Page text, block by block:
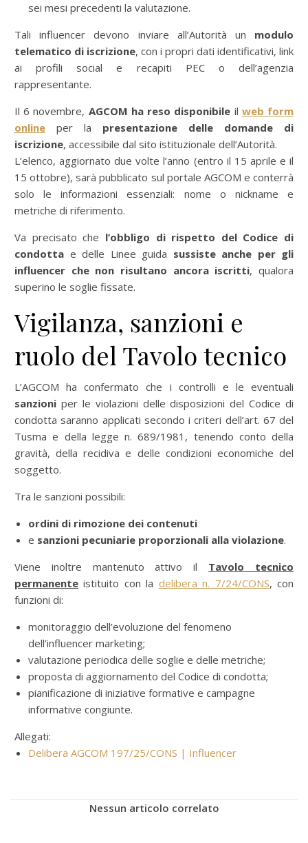
sei mesi precedenti la valutazione.
Tali influencer devono inviare all’Autorità un modulo
telematico di iscrizione, con i propri dati identificativi, link
ai profili social e recapiti PEC o dell’agenzia
rappresentante.
Il 6 novembre, AGCOM ha reso disponibile il web form
online
per la presentazione delle domande di
iscrizione, accessibile dal sito istituzionale dell’Autorità.
L’elenco, aggiornato due volte l’anno (entro il 15 aprile e il
15 ottobre), sarà pubblicato sul portale AGCOM e conterrà
solo le informazioni essenziali: nome o nickname e
metriche di riferimento.
Va precisato che l’obbligo di rispetto del Codice di
condotta e delle Linee guida sussiste anche per gli
influencer che non risultano ancora iscritti, qualora
superino le soglie fissate.
Vigilanza, sanzioni e
ruolo del Tavolo tecnico
L’AGCOM ha confermato che i controlli e le eventuali
sanzioni per le violazioni delle disposizioni del Codice di
condotta saranno applicati secondo i criteri dell’art. 67 del
Tusma e della legge n. 689/1981, tenendo conto della
gravità, della recidiva e delle condizioni economiche del
soggetto.
Tra le sanzioni possibili:
ordini di rimozione dei contenuti
e sanzioni pecuniarie proporzionali alla violazione.
Viene inoltre mantenuto attivo il Tavolo tecnico
permanente istituito con la delibera n. 7/24/CONS, con
funzioni di:
monitoraggio dell’evoluzione del fenomeno
dell’influencer marketing;
valutazione periodica delle soglie e delle metriche;
proposta di aggiornamento del Codice di condotta;
pianificazione di iniziative formative e campagne
informative congiunte.
Allegati:
Delibera AGCOM 197/25/CONS | Influencer
Nessun articolo correlato